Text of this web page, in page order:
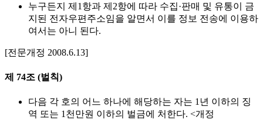
누구든지 제1항과 제2항에 따라 수집·판매 및 유통이 금
지된 전자우편주소임을 알면서 이를 정보 전송에 이용하
여서는 아니 된다.
[전문개정 2008.6.13]
제 74조 (벌칙)
다음 각 호의 어느 하나에 해당하는 자는 1년 이하의 징
역 또는 1천만원 이하의 벌금에 처한다. <개정